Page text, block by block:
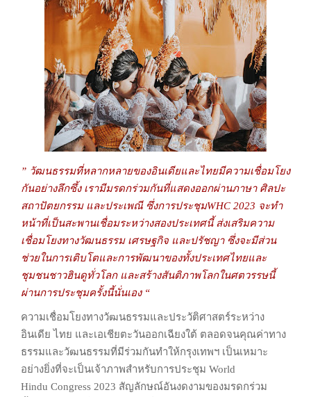
” วัฒนธรรมที่หลากหลายของอินเดียและไทยมีความเชื่อมโยง
กันอย่างลึกซึ้ง เรามีมรดกร่วมกันที่แสดงออกผ่านภาษา ศิลปะ
สถาปัตยกรรม และประเพณี ซึ่งการประชุมWHC 2023 จะทำ
หน้าที่เป็นสะพานเชื่อมระหว่างสองประเทศนี้ส่งเสริมความ
เชื่อมโยงทางวัฒนธรรม เศรษฐกิจ และปรัชญา ซึ่งจะมีส่วน
ช่วยในการเติบโตและการพัฒนาของทั้งประเทศไทยและ
ชุมชนชาวฮินดูทั่วโลก และสร้างสันติภาพโลกในศตวรรษนี้
ผ่านการประชุมครั้งนี้นั่นเอง “
ความเชื่อมโยงทางวัฒนธรรมและประวัติศาสตร์ระหว่าง
อินเดีย ไทย และเอเชียตะวันออกเฉียงใต้ ตลอดจนคุณค่าทาง
ธรรมและวัฒนธรรมที่มีร่วมกันทำให้กรุงเทพฯ เป็นเหมาะ
อย่างยิ่งที่จะเป็นเจ้าภาพสำหรับการประชุม World
Hindu Congress 2023 สัญลักษณ์อันงดงามของมรดกร่วม